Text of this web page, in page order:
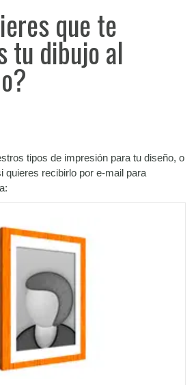
que te
tu dibujo al
tipos de impresión para tu diseño, o
quieres recibirlo por e-mail para